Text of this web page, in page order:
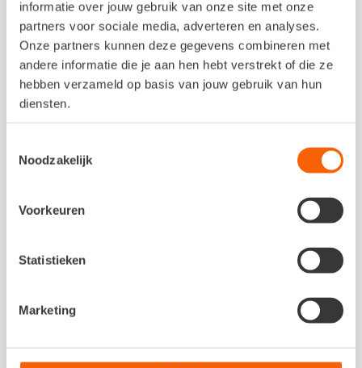
informatie over jouw gebruik van onze site met onze
partners voor sociale media, adverteren en analyses.
Onze partners kunnen deze gegevens combineren met
andere informatie die je aan hen hebt verstrekt of die ze
hebben verzameld op basis van jouw gebruik van hun
diensten.
Noodzakelijk
Voorkeuren
Statistieken
Marketing
schrijffouten
Historie van alle bewegingen: wie heeft wat
wanneer en waar gedaan, digitaal bewijs
van wat er gebeurd is.
Interesse in deze
van de goederenstroom.